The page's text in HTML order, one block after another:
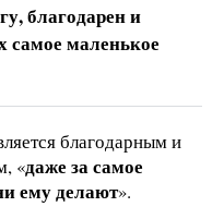
благодарен и
самое маленькое
благодарным и
«даже за самое
ему делают».